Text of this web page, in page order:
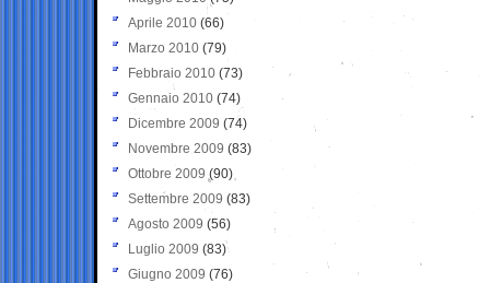
Aprile 2010 (66)
Marzo 2010 (79)
Febbraio 2010 (73)
Gennaio 2010 (74)
Dicembre 2009 (74)
Novembre 2009 (83)
Ottobre 2009 (90)
Settembre 2009 (83)
Agosto 2009 (56)
Luglio 2009 (83)
Giugno 2009 (76)